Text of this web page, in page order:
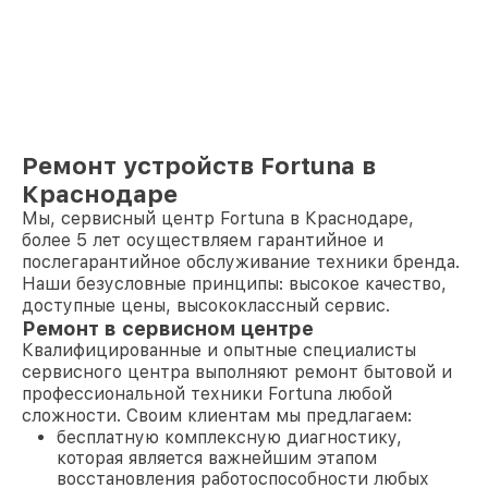
Ремонт устройств Fortuna в
Краснодаре
Мы, сервисный центр Fortuna в Краснодаре,
более 5 лет осуществляем гарантийное и
послегарантийное обслуживание техники бренда.
Наши безусловные принципы: высокое качество,
доступные цены, высококлассный сервис.
Ремонт в сервисном центре
Квалифицированные и опытные специалисты
сервисного центра выполняют ремонт бытовой и
профессиональной техники Fortuna любой
сложности. Своим клиентам мы предлагаем:
бесплатную комплексную диагностику,
которая является важнейшим этапом
восстановления работоспособности любых